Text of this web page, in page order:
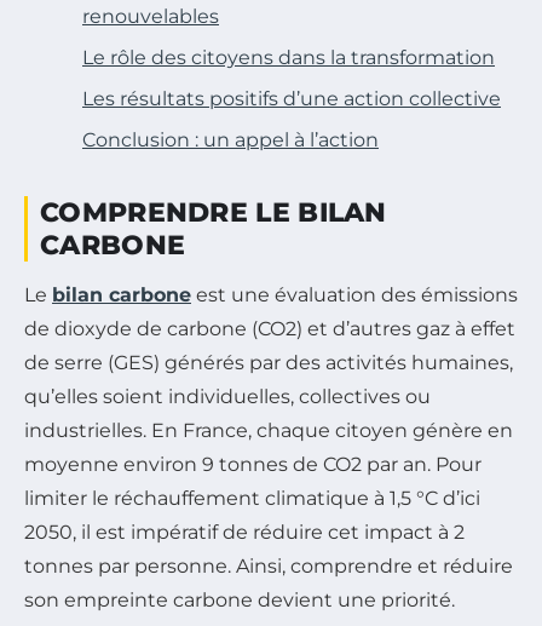
renouvelables
Le rôle des citoyens dans la transformation
Les résultats positifs d’une action collective
Conclusion : un appel à l’action
COMPRENDRE LE BILAN
CARBONE
Le bilan carbone est une évaluation des émissions
de dioxyde de carbone (CO2) et d’autres gaz à effet
de serre (GES) générés par des activités humaines,
qu’elles soient individuelles, collectives ou
industrielles. En France, chaque citoyen génère en
moyenne environ 9 tonnes de CO2 par an. Pour
limiter le réchauffement climatique à 1,5 °C d’ici
2050, il est impératif de réduire cet impact à 2
tonnes par personne. Ainsi, comprendre et réduire
son empreinte carbone devient une priorité.